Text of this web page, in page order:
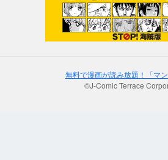
無料で漫画が読み放題！「マン
©J-Comic Terrace